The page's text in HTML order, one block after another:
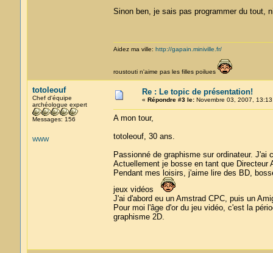
Sinon ben, je sais pas programmer du tout,
Aidez ma ville: http://gapain.miniville.fr/
roustouti n'aime pas les filles poilues
totoleouf
Chef d'équipe
archéologue expert
Messages: 156
WWW
Re : Le topic de présentation!
« Répondre #3 le:Novembre 03, 2007,
A mon tour,
totoleouf, 30 ans.
Passionné de graphisme sur ordinateur.
Actuellement je bosse en tant que Directeur
Pendant mes loisirs, j'aime lire des BD,
jeux vidéos
J'ai d'abord eu un Amstrad CPC, puis un
Pour moi l'âge d'or du jeu vidéo, c'est la
graphisme 2D.